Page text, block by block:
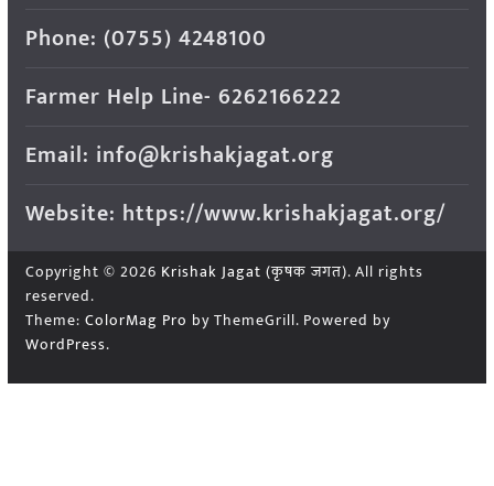
Phone: (0755) 4248100
Farmer Help Line- 6262166222
Email: info@krishakjagat.org
Website: https://www.krishakjagat.org/
Copyright © 2026 Krishak Jagat (कृषक जगत). All rights
reserved.
Theme: ColorMag Pro by ThemeGrill. Powered by
WordPress.